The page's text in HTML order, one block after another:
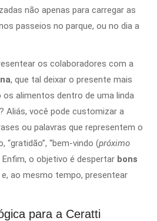
não apenas para carregar as
passeios no parque, ou no dia a
os colaboradores com a
, que tal deixar o presente mais
os alimentos dentro de uma linda
? Aliás, você pode customizar a
ou palavras que representem o
“gratidão”, “bem-vindo (próximo
Enfim, o objetivo é despertar bons
e, ao mesmo tempo, presentear
para a Ceratti